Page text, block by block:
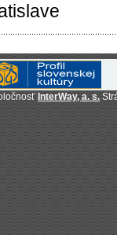
InterWay, a. s.